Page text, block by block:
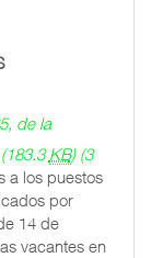
de la
KB)(3
a los puestos
por
14 de
vacantes en